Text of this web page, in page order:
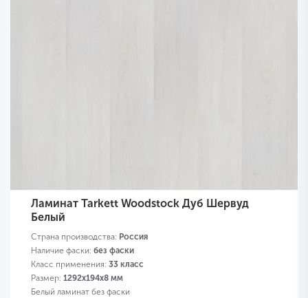
Ламинат Tarkett Woodstock Дуб Шервуд
Белый
Страна производства: Россия
Наличие фаски: без фаски
Класс применения: 33 класс
Размер: 1292х194х8 мм
Белый ламинат без фаски